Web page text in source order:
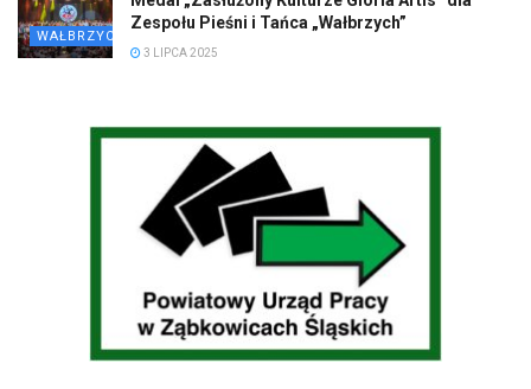
WAŁBRZYCH
Zespołu Pieśni i Tańca „Wałbrzych”
3 LIPCA 2025